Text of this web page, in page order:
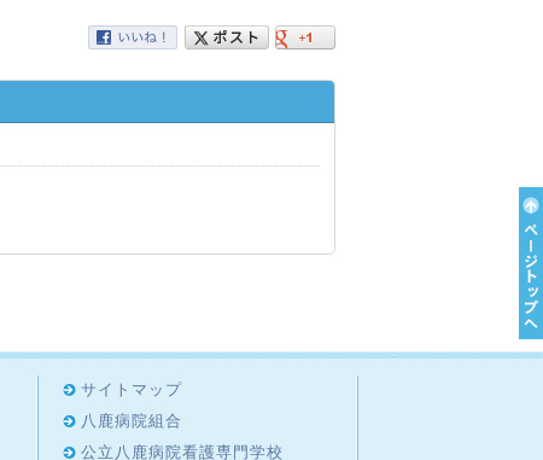
サイトマップ
八鹿病院組合
公立八鹿病院看護専門学校